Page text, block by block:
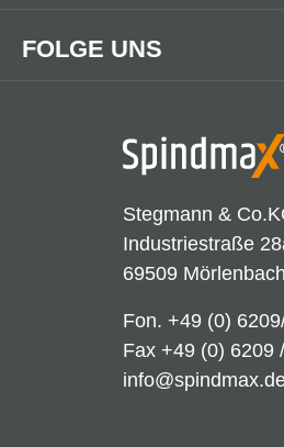
Stegmann &
Industriestraße
69509 Mörlenbach
Fon. +49 (0)
Fax +49 (0) 6209
FOLGE UNS